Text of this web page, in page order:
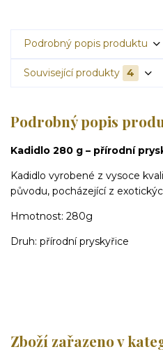
Podrobný popis produktu
Související produkty 4
Podrobný popis
Kadidlo 280 g – přírodní
Kadidlo vyrobené z vysoce
původu, pocházející z
Hmotnost: 280g
Druh: přírodní pryskyřice
Zboží zařazeno v